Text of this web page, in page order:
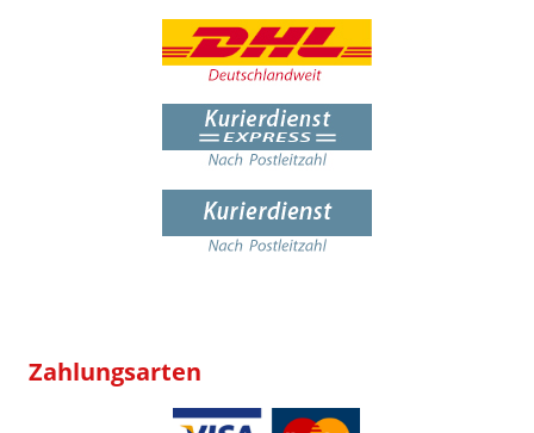
Zahlungsarten